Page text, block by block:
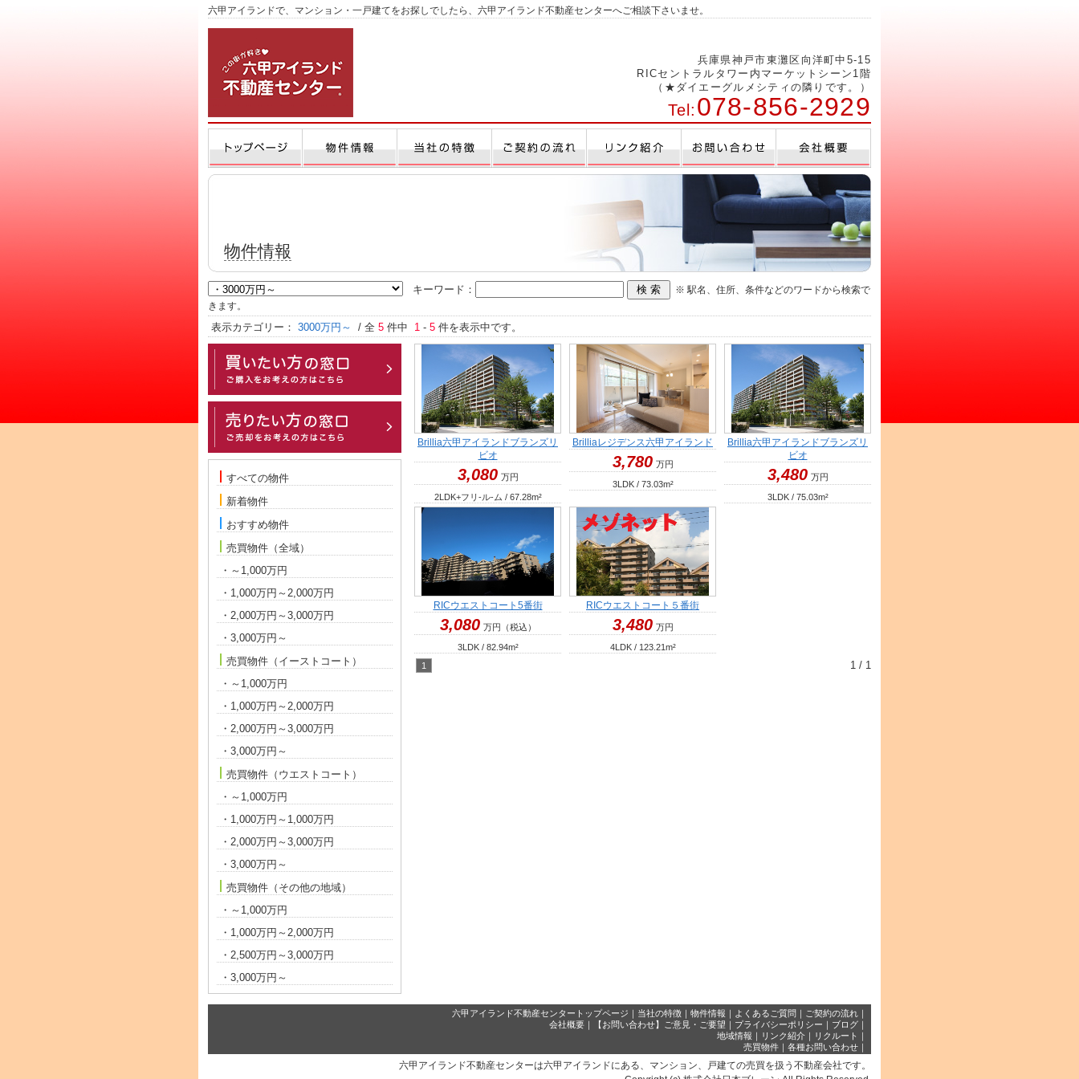
六甲アイランドで、マンション・一戸建てをお探しでしたら、六甲アイランド不動産センターへご相談下さいませ。
兵庫県神戸市東灘区向洋町中5-15
RICセントラルタワー内マーケットシーン1階
（★ダイエーグルメシティの隣りです。）
Tel: 078-856-2929
物件情報
キーワード：
※ 駅名、住所、条件などのワードから検索で
きます。
表示カテゴリー： 3000万円～ / 全 5 件中 1 - 5 件を表示中です。
すべての物件
新着物件
おすすめ物件
売買物件（全域）
・～1,000万円
・1,000万円～2,000万円
・2,000万円～3,000万円
・3,000万円～
売買物件（イーストコート）
・～1,000万円
・1,000万円～2,000万円
・2,000万円～3,000万円
・3,000万円～
売買物件（ウエストコート）
・～1,000万円
・1,000万円～1,000万円
・2,000万円～3,000万円
・3,000万円～
売買物件（その他の地域）
・～1,000万円
・1,000万円～2,000万円
・2,500万円～3,000万円
・3,000万円～
Brillia六甲アイランドブランズリ
ビオ
3,080 万円
2LDK+フリ-ル-ム / 67.28m²
Brilliaレジデンス六甲アイランド
3,780 万円
3LDK / 73.03m²
Brillia六甲アイランドブランズリ
ビオ
3,480 万円
3LDK / 75.03m²
RICウエストコート5番街
3,080 万円 （税込）
3LDK / 82.94m²
RICウエストコート５番街
3,480 万円
4LDK / 123.21m²
1 / 1
六甲アイランド不動産センタートップページ ｜ 当社の特徴 ｜ 物件情報 ｜ よくあるご質問 ｜ ご契約の流れ ｜
会社概要 ｜ 【お問い合わせ】ご意見・ご要望 ｜ プライバシーポリシー ｜ ブログ ｜
地域情報 ｜ リンク紹介 ｜ リクルート
｜
売買物件 ｜ 各種お問い合わせ ｜
六甲アイランド不動産センターは六甲アイランドにある、マンション、戸建ての売買を扱う不動産会社です。